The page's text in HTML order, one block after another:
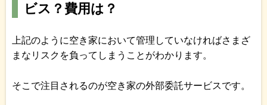
ビス？費用は？
上記のように空き家において管理していなければさまざ
まなリスクを負ってしまうことがわかります。
そこで注目されるのが空き家の外部委託サービスです。